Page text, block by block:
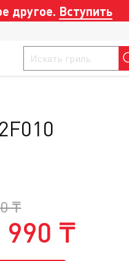
другое. Вступить
₸
990 ₸